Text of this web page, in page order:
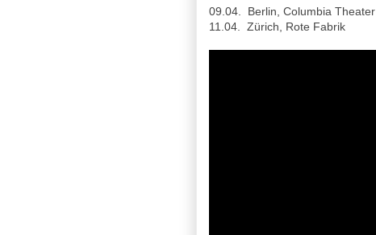
09.04. Berlin, Columbia Theater
11.04. Zürich, Rote Fabrik